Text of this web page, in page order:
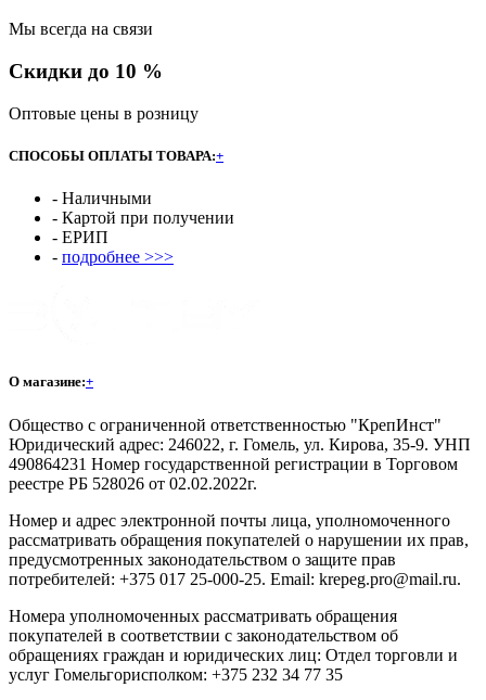
Мы всегда на связи
Скидки до 10 %
Оптовые цены в розницу
СПОСОБЫ ОПЛАТЫ ТОВАРА:+
- Наличными
- Картой при получении
- ЕРИП
- подробнее >>>
О магазине:+
Общество с ограниченной ответственностью "КрепИнст"
Юридический адрес: 246022, г. Гомель, ул. Кирова, 35-9. УНП
490864231 Номер государственной регистрации в Торговом
реестре РБ 528026 от 02.02.2022г.
Номер и адрес электронной почты лица, уполномоченного
рассматривать обращения покупателей о нарушении их прав,
предусмотренных законодательством о защите прав
потребителей: +375 017 25-000-25. Email: krepeg.pro@mail.ru.
Номера уполномоченных рассматривать обращения
покупателей в соответствии с законодательством об
обращениях граждан и юридических лиц: Отдел торговли и
услуг Гомельгорисполком: +375 232 34 77 35